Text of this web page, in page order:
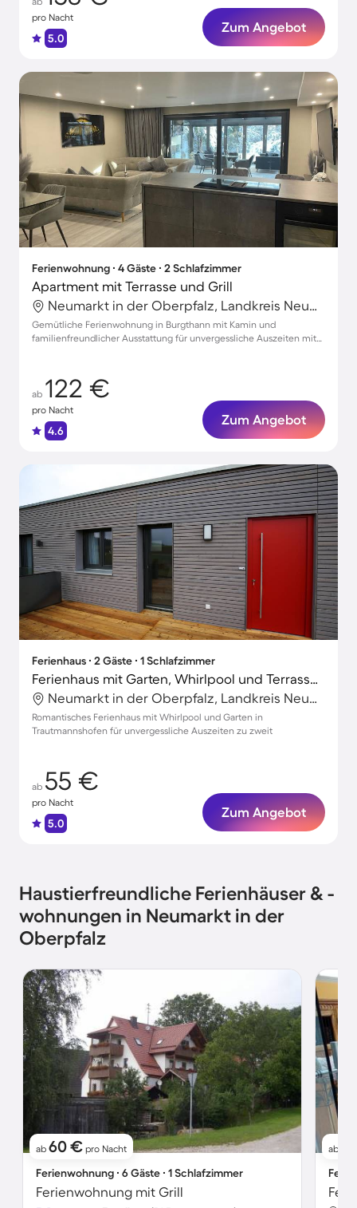
pro Nacht
5.0
Zum Angebot
Ferienwohnung ∙ 4 Gäste ∙ 2 Schlafzimmer
Apartment mit Terrasse und Grill
Neumarkt in der Oberpfalz, Landkreis Neumarkt in der Oberpfalz, Deutschland
Gemütliche Ferienwohnung in Burgthann mit Kamin und
familienfreundlicher Ausstattung für unvergessliche Auszeiten mit
ab 122 €
pro Nacht
4.6
Zum Angebot
Ferienhaus ∙ 2 Gäste ∙ 1 Schlafzimmer
Ferienhaus mit Garten, Whirlpool und Terrasse | Naturblick
Neumarkt in der Oberpfalz, Landkreis Neumarkt in der Oberpfalz, Deutschland
Romantisches Ferienhaus mit Whirlpool und Garten in
Trautmannshofen für unvergessliche Auszeiten zu zweit
ab 55 €
pro Nacht
5.0
Zum Angebot
Haustierfreundliche Ferienhäuser & -
wohnungen in Neumarkt in der
Oberpfalz
ab 60 € pro Nacht
Ferienwohnung ∙ 6 Gäste ∙ 1 Schlafzimmer
Ferienwohnung mit Grill
ab